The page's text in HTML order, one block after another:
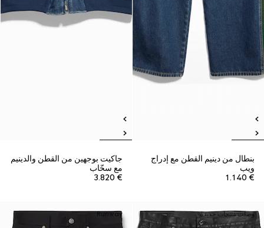
بنطال من دينيم القطن مع إدراج
ويب
€ 1.140
جاكيت بوجهين من القطن والدينيم
مع سحّاب
€ 3.820
وصلت منتجات جديدة Runway